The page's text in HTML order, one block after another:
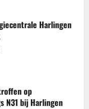
Harlingen
op
N31 bij Harlingen